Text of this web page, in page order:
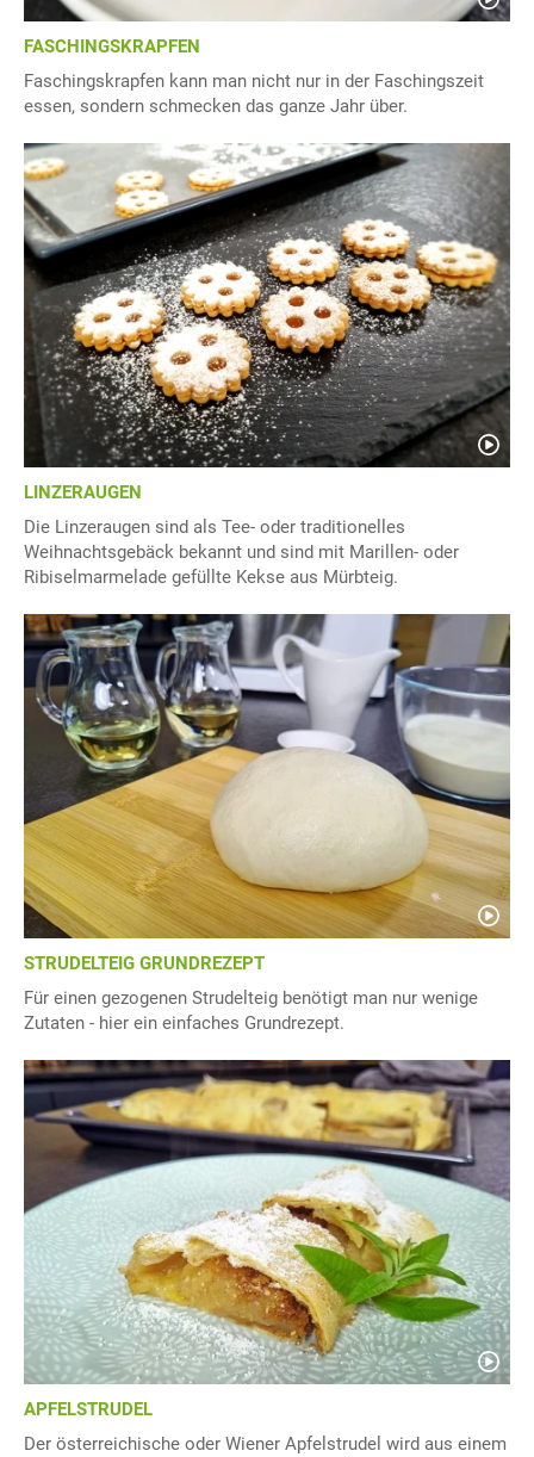
FASCHINGSKRAPFEN
Faschingskrapfen kann man nicht nur in der Faschingszeit
essen, sondern schmecken das ganze Jahr über.
LINZERAUGEN
Die Linzeraugen sind als Tee- oder traditionelles
Weihnachtsgebäck bekannt und sind mit Marillen- oder
Ribiselmarmelade gefüllte Kekse aus Mürbteig.
STRUDELTEIG GRUNDREZEPT
Für einen gezogenen Strudelteig benötigt man nur wenige
Zutaten - hier ein einfaches Grundrezept.
APFELSTRUDEL
Der österreichische oder Wiener Apfelstrudel wird aus einem